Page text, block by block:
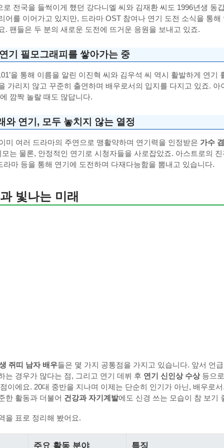
로 전국을 들썩이게 했던 강다니엘 씨와 김재환 씨도 1996년생 동
어를 이어가고 있지만, 드라마 OST 참여나 연기 도전 소식을 통
. 팬들은 두 분의 새로운 도전에 뜨거운 응원을 보내고 있죠.
기 필모그래피를 쌓아가는 중
을 통해 이름을 알린 이진혁 씨와 김우석 씨 역시 활발하게 연기
가리지 않고 꾸준히 출연하며 배우로서의 입지를 다지고 있죠. 아
깜짝 놀랄 때도 많답니다.
와 연기, 모두 놓치지 않는 열정
미 여러 드라마의 주연으로 맹활약하며 연기력을 인정받은 가수
는 물론, 안정적인 연기로 시청자들을 사로잡았죠. 아스트로의
라마 등을 통해 연기에 도전하며 다재다능함을 뽐내고 있습니다.
빛나는 미래
쥐띠 남자 배우들은 몇 가지 공통점을 가지고 있습니다. 앞서 언
는 경우가 많다는 점, 그리고 연기 데뷔 후 연기 신인상 수상등으
이에요. 20대 중반을 지나며 이제는 단순히 인기가 아닌, 배우로
한 활동과 더불어 건강과 자기계발에도 신경 쓰는 모습이 참 보기
을 표로 정리해 봤어요.
주요 활동 분야 특징